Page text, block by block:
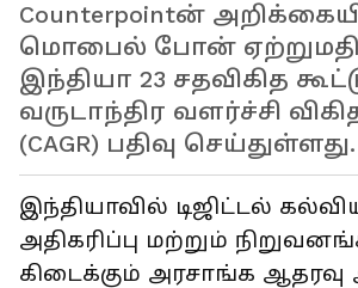
Counterpointன்
மொபைல் போன்
இந்தியா 23 சதவிகித
வருடாந்திர வளர்ச்சி
(CAGR) பதிவு செய்துள்ளது.
இந்தியாவில் டிஜிட்டல்
அதிகரிப்பு மற்றும்
கிடைக்கும் அரசாங்க